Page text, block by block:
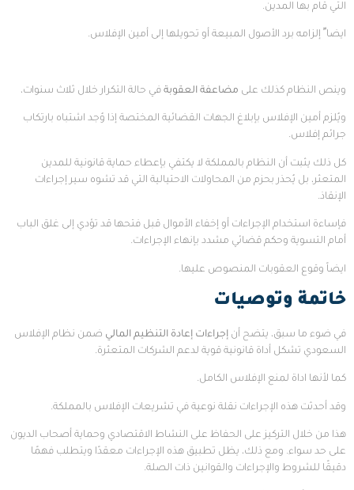
التي قام بها المدين.
ايضا ً إلزامه برد الأصول المبيعة أو تحويلها إلى أمين الإفلاس.
وينص النظام كذلك على مضاعفة العقوبة في حالة التكرار خلال ثلاث سنوات،
ويُلزم أمين الإفلاس بإبلاغ الجهات القضائية المختصة إذا وُجد اشتباه بارتكاب
جرائم إفلاس.
كل ذلك يثبت أن النظام بالمملكة لا يكتفي بإعطاء حماية قانونية للمدين
المتعثر، بل يُحذر بحزم من المحاولات الاحتيالية التي قد تشوه سير إجراءات
الإنقاذ.
فإساءة استخدام الإجراءات أو إخفاء الأموال قبل فتحها قد تؤدي إلى غلق الباب
أمام التسوية وحكم قضائي مشدد بإنهاء الإجراءات.
ايضاً وقوع العقوبات المنصوص عليها.
خاتمة وتوصيات
في ضوء ما سبق، يتضح أن إجراءات إعادة التنظيم المالي ضمن نظام الإفلاس
السعودي تشكل أداة قانونية قوية لدعم الشركات المتعثرة.
كما لأنها اداة لمنع الإفلاس الكامل.
وقد أحدثت هذه الإجراءات نقلة نوعية في تشريعات الإفلاس بالمملكة.
هذا من خلال التركيز على الحفاظ على النشاط الاقتصادي وحماية أصحاب الديون
على حد سواء. ومع ذلك، يظل تطبيق هذه الإجراءات معقدًا ويتطلب فهمًا
دقيقًا للشروط والإجراءات والقوانين ذات الصلة.